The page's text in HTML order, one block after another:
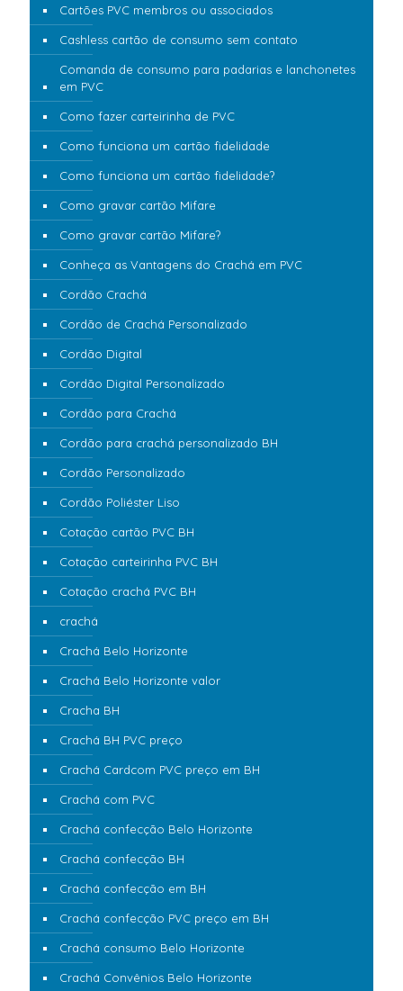
Cartões PVC membros ou associados
Cashless cartão de consumo sem contato
Comanda de consumo para padarias e lanchonetes
em PVC
Como fazer carteirinha de PVC
Como funciona um cartão fidelidade
Como funciona um cartão fidelidade?
Como gravar cartão Mifare
Como gravar cartão Mifare?
Conheça as Vantagens do Crachá em PVC
Cordão Crachá
Cordão de Crachá Personalizado
Cordão Digital
Cordão Digital Personalizado
Cordão para Crachá
Cordão para crachá personalizado BH
Cordão Personalizado
Cordão Poliéster Liso
Cotação cartão PVC BH
Cotação carteirinha PVC BH
Cotação crachá PVC BH
crachá
Crachá Belo Horizonte
Crachá Belo Horizonte valor
Cracha BH
Crachá BH PVC preço
Crachá Cardcom PVC preço em BH
Crachá com PVC
Crachá confecção Belo Horizonte
Crachá confecção BH
Crachá confecção em BH
Crachá confecção PVC preço em BH
Crachá consumo Belo Horizonte
Crachá Convênios Belo Horizonte